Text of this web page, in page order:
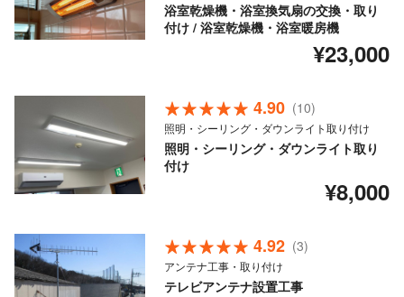
浴室乾燥機・浴室換気扇の交換・取り
付け / 浴室乾燥機・浴室暖房機
¥23,000
4.90 (10)
照明・シーリング・ダウンライト取り付け
照明・シーリング・ダウンライト取り
付け
¥8,000
4.92 (3)
アンテナ工事・取り付け
テレビアンテナ設置工事